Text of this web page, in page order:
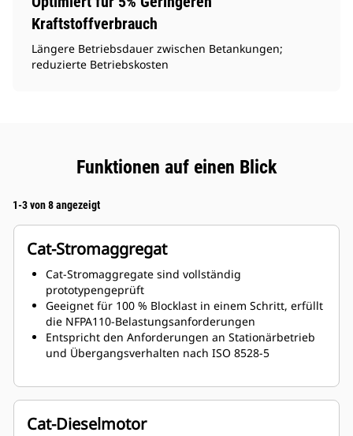
Kraftstoffverbrauch
Längere Betriebsdauer zwischen Betankungen;
reduzierte Betriebskosten
Funktionen auf einen Blick
1-3 von 8 angezeigt
Cat-Stromaggregat
Cat-Stromaggregate sind vollständig
prototypengeprüft
Geeignet für 100 % Blocklast in einem Schritt, erfüllt
die NFPA110-Belastungsanforderungen
Entspricht den Anforderungen an Stationärbetrieb
und Übergangsverhalten nach ISO 8528-5
Cat-Dieselmotor